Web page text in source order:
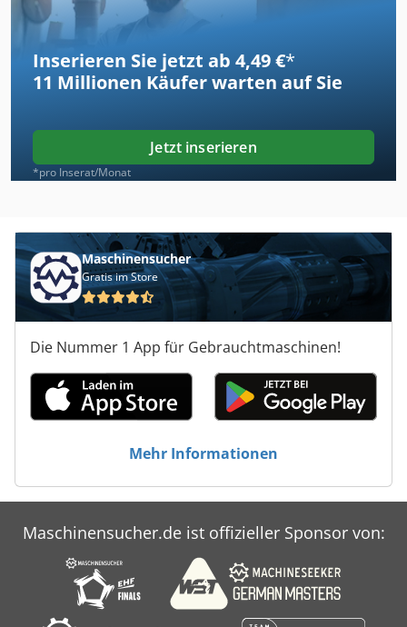
Inserieren Sie jetzt ab 4,49 €*
11 Millionen Käufer warten auf Sie
Jetzt inserieren
*pro Inserat/Monat
Maschinensucher
Gratis im Store
Die Nummer 1 App für Gebrauchtmaschinen!
Mehr Informationen
Maschinensucher.de ist offizieller Sponsor von: